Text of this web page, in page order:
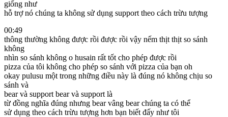
giống như
hỗ trợ nó chúng ta không sử dụng support theo cách trừu tượng
00:49
thông thường không được rồi được rồi vậy nếm thịt thịt so sánh
không
nhìn so sánh không o husain rất tốt cho phép được rồi
pizza của tôi không cho phép so sánh với pizza của bạn oh
okay pulusu một trong những điều này là đúng nó không chịu so
sánh và
bear và support bear và support là
từ đồng nghĩa đúng nhưng bear vâng bear chúng ta có thể
sử dụng theo cách trừu tượng hơn bạn biết đấy như tôi